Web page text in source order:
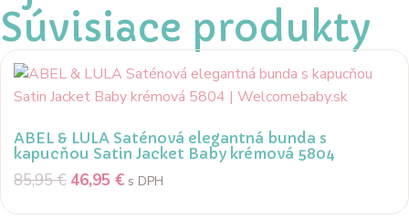
Súvisiace produkty
ABEL & LULA Saténová elegantná bunda s
kapucňou Satin Jacket Baby krémová 5804
85,95€ 46,95 € s DPH